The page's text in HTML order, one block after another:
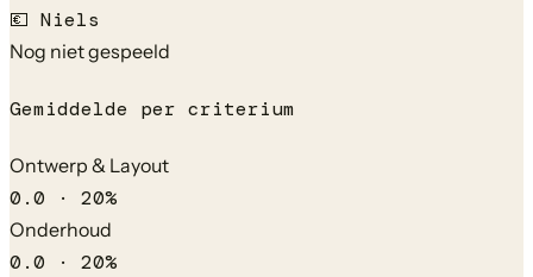
💶 Niels
Nog niet gespeeld
Gemiddelde per criterium
Ontwerp & Layout
0.0 · 20%
Onderhoud
0.0 · 20%